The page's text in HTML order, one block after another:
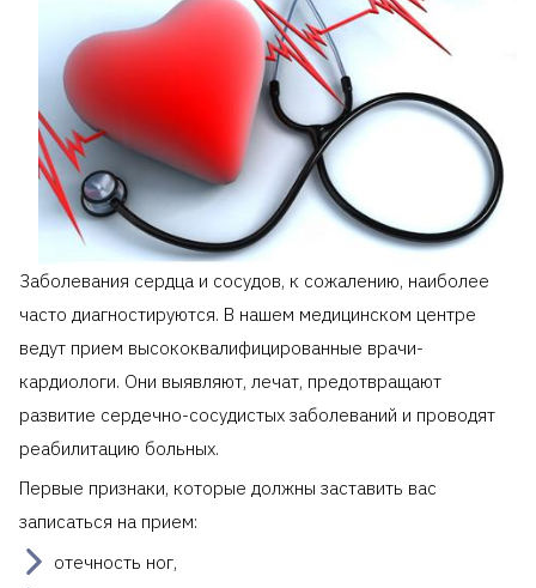
специалиста
повторный
30 3300
Прием (осмотр,
консультация)
врача-кардиолога,
ведущего
специалиста
4500
Клиника предоставляет справку дляналогового
вычета
Заболевания сердца и сосудов, к сожалению, наиболее
часто диагностируются. В нашем медицинском центре
ведут прием высококвалифицированные врачи-
кардиологи. Они выявляют, лечат, предотвращают
развитие сердечно-сосудистых заболеваний и проводят
реабилитацию больных.
Первые признаки, которые должны заставить вас
записаться на прием:
отечность ног,